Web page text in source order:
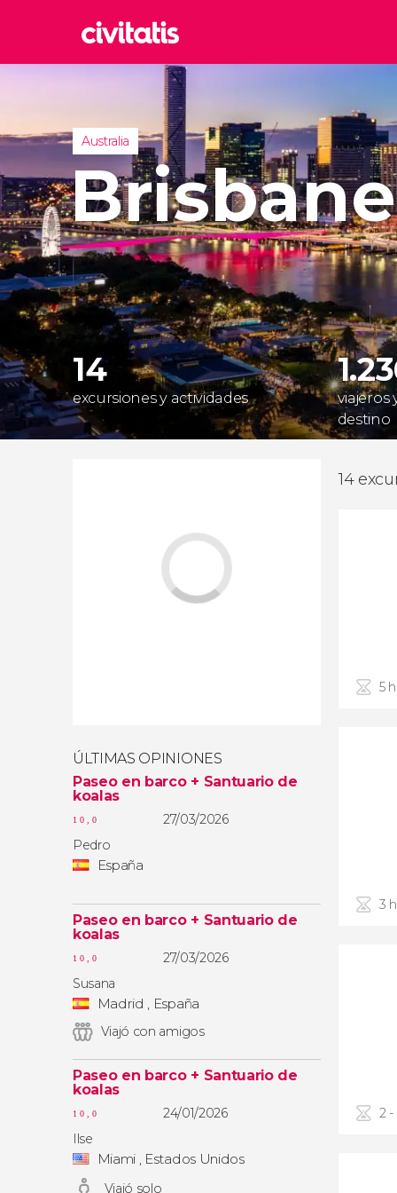
Italia
Reino
Reino
Turquía
Australia
Brisbane
14
excursiones y actividades
viajeros
destino
ÚLTIMAS OPINIONES
Paseo en barco + Santuario de
koalas
10,0
27/03/2026
Pedro
España
Paseo en barco + Santuario de
koalas
10,0
27/03/2026
Susana
Madrid , España
Viajó con amigos
Paseo en barco + Santuario de
koalas
10,0
24/01/2026
Ilse
Miami , Estados Unidos
Viajó solo
14
5
3
2